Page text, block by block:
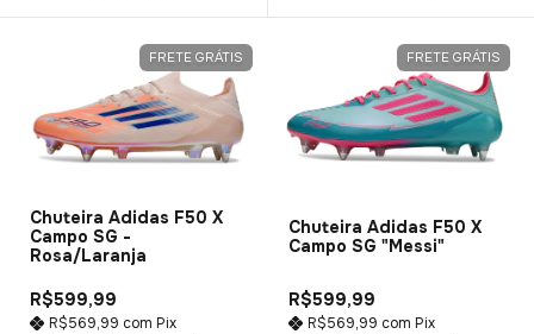
FRETE GRÁTIS
Chuteira Adidas F50 X
Campo SG -
Rosa/Laranja
R$599,99
R$569,99 com Pix
FRETE GRÁTIS
Chuteira Adidas F50 X
Campo SG "Messi"
R$599,99
R$569,99 com Pix